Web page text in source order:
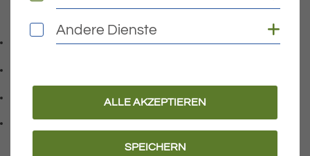
07541 9708-0
Telefonnummer: 0 7 5 4 1 9 7 0 8 0
info@eriskirch.de
E-Mail Adresse: info@eriskirch.de
Adresse:
Andere Dienste
Andere Dienste
ALLE AKZEPTIEREN
SPEICHERN